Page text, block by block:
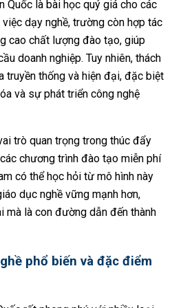
Quốc là bài học quý giá cho các
dạy nghề, trường còn hợp tác
cao chất lượng đào tạo, giúp
doanh nghiệp. Tuy nhiên, thách
truyền thống và hiện đại, đặc biệt
và sự phát triển công nghệ
trò quan trọng trong thúc đẩy
chương trình đào tạo miễn phí
có thể học hỏi từ mô hình này
dục nghề vững mạnh hơn,
mà là con đường dẫn đến thành
phổ biến và đặc điểm